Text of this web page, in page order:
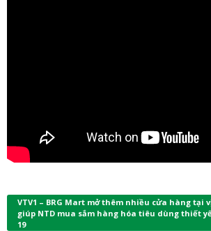
VTV1 – BRG Mart mở thêm nhiều cửa hàng tại
giúp NTD mua sắm hàng hóa tiêu dùng thiết
19